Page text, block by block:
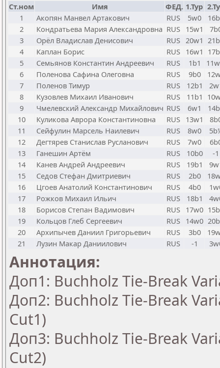
Ст.ном Имя ФЕД. 1.Тур
1
Акопян Манвел Артакович RUS 5w0
2
Кондратьева Мария Александровна RUS 15w1
3
Орёл Владислав Денисович RUS 20w1
4
Каплан Борис RUS 16w1
5
Семьянов Константин Андреевич RUS 1b1
6
Поленова Сафина Олеговна RUS 9b0
7
Поленов Тимур RUS 12b1
8
Кузовлев Михаил Иванович RUS 11b1
9
Чмелевский Александр Михайлович RUS 6w1
10
Куликова Аврора Константиновна RUS 13w1
11
Сейфулин Марсель Наилевич RUS 8w0
12
Дегтярев Станислав Русланович RUS 7w0
13
Ганешин Артём RUS 10b0
-1
14
Канев Андрей Андреевич RUS 19b1
15
Седов Стефан Дмитриевич RUS 2b0
16
Цгоев Анатолий Константинович RUS 4b0
17
Рожков Михаил Ильич RUS 18b1
18
Борисов Степан Вадимович RUS 17w0
19
Кольцов Глеб Сергеевич RUS 14w0
20
Архипычев Даниил Григорьевич RUS 3b0
21
Лузин Макар Даниилович RUS -1
Аннотация:
Доп1: Buchholz Tie-Break
Доп2: Buchholz Tie-Break
Cut1)
Доп3: Buchholz Tie-Break
Cut2)